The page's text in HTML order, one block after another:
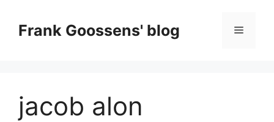
contentFrank Goossens' blog Menu
jacob alon